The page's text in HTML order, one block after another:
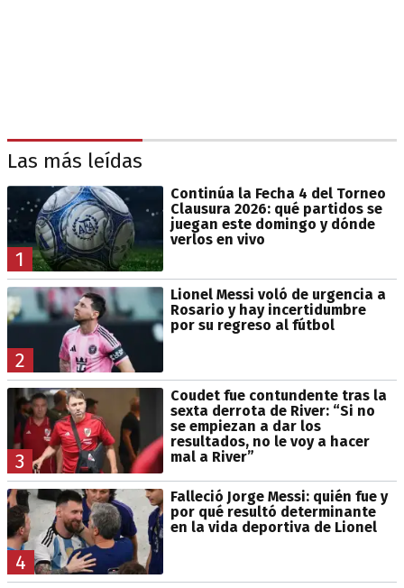
Las más leídas
1
Continúa la Fecha 4 del Torneo
Clausura 2026: qué partidos se
juegan este domingo y dónde
verlos en vivo
2
Lionel Messi voló de urgencia a
Rosario y hay incertidumbre
por su regreso al fútbol
3
Coudet fue contundente tras la
sexta derrota de River: “Si no
se empiezan a dar los
resultados, no le voy a hacer
mal a River”
4
Falleció Jorge Messi: quién fue y
por qué resultó determinante
en la vida deportiva de Lionel